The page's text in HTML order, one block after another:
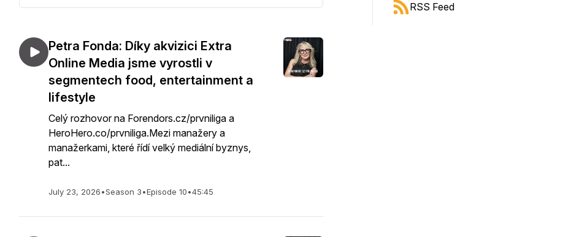
Petra Fonda: Díky akvizici Extra
Online Media jsme vyrostli v
segmentech food, entertainment a
lifestyle
Celý rozhovor na Forendors.cz/prvniliga a
HeroHero.co/prvniliga.Mezi manažery a
manažerkami, které řídí velký mediální byznys,
pat...
July 23, 2026•Season 3•Episode 10•45:45
RSS Feed